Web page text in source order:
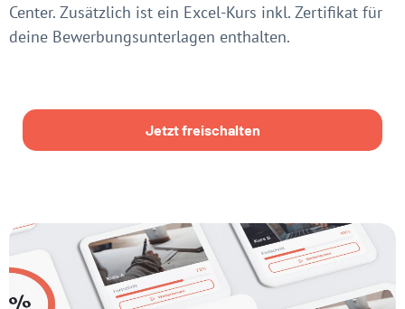
Center. Zusätzlich ist ein Excel-Kurs inkl. Zertifikat für
deine Bewerbungsunterlagen enthalten.
Jetzt freischalten